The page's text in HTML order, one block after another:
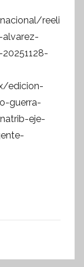
reeli
edicion-
guerra-
eje-